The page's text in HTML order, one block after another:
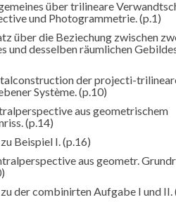
über trilineare
und Photogrammetrie. (p.1)
über die Beziechung zwischen
und desselben räumlichen
der projecti-
Système. (p.10)
aus geometrischem
(p.14)
Beispiel I. (p.16)
aus geometr.
der combinirten Aufgabe I und II.